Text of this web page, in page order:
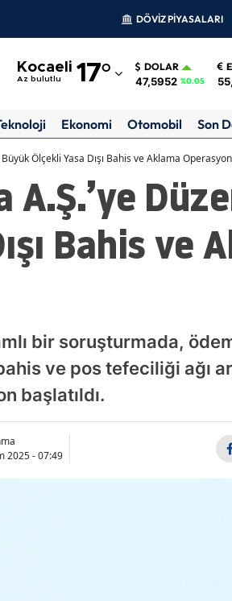
DÖVİZ PİYASALARI
Kocaeli
Az bulutlu 17°
Adıyaman
Amasya
Ankara
Antalya
Balıkesir
Bilecik
Bolu
DOLAR
47,5952 %0.05
Ekonomi Otomobil Son
Ölçekli Yasa Dışı Bahis ve Aklama
Bahis ve
bir soruşturmada,
ve pos tefeciliği ağı
başlatıldı.
2025 - 07:49